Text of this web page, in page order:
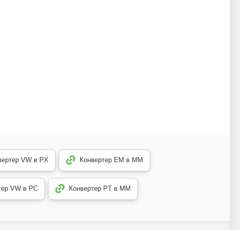
VW в PX Конвертер EM в MM
VW в PC Конвертер PT в MM